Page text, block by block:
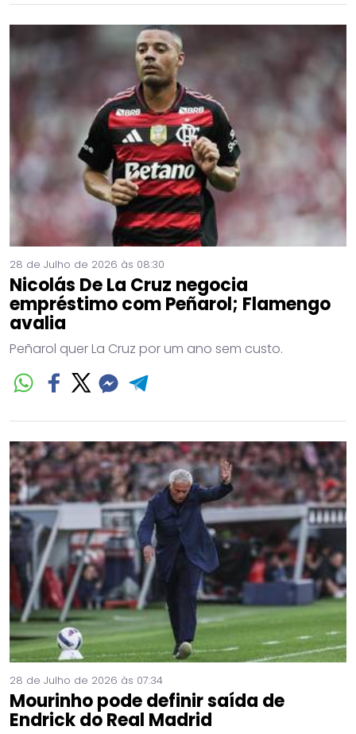
28 de Julho de 2026 às 08:30
Nicolás De La Cruz negocia
empréstimo com Peñarol; Flamengo
avalia
Peñarol quer La Cruz por um ano sem custo.
28 de Julho de 2026 às 07:34
Mourinho pode definir saída de
Endrick do Real Madrid